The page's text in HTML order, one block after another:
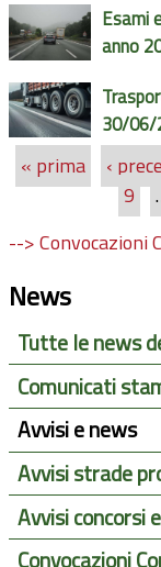
Esami
anno
30/06/
Pagine
« prima ‹
9
--> Convocazioni
News
Tutte le news
Comunicati
Avvisi e news
Avvisi strade
Avvisi concorsi